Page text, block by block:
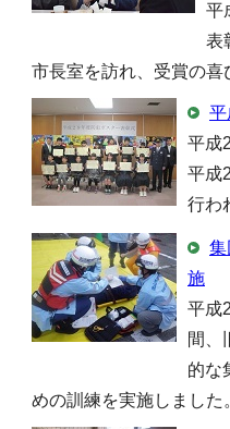
平
表
市長室を訪れ、受賞の喜
平
平成
平成
行わ
集
施
平成
間、
的な
めの訓練を実施しました